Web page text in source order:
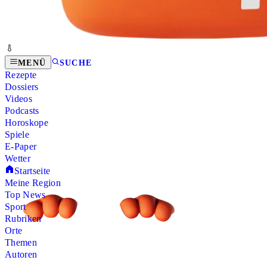
MENÜ SUCHE
Rezepte
Dossiers
Videos
Podcasts
Horoskope
Spiele
E-Paper
Wetter
Startseite
Meine Region
Top News
Sport
Rubriken
Orte
Themen
Autoren